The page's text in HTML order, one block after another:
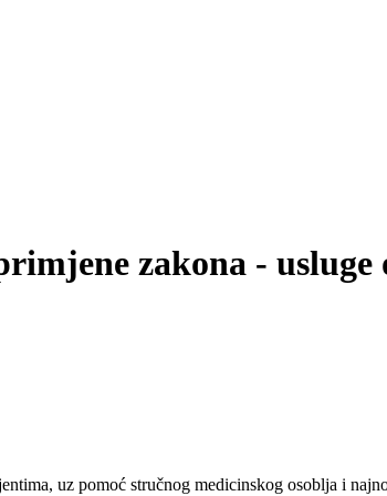
zakona -
uz pomoć stručnog medicinskog osoblja i